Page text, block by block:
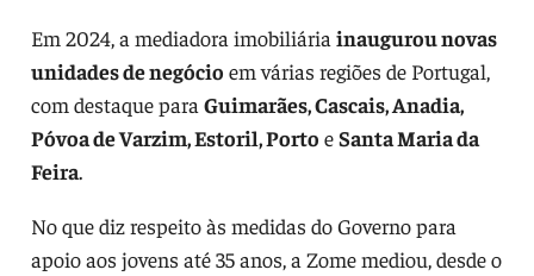
Em 2024, a mediadora imobiliária inaugurou novas
unidades de negócio em várias regiões de Portugal,
com destaque para Guimarães, Cascais, Anadia,
Póvoa de Varzim, Estoril, Porto eSanta Maria da
Feira.
No que diz respeito às medidas do Governo para
apoio aos jovens até 35 anos, a Zome mediou, desde o